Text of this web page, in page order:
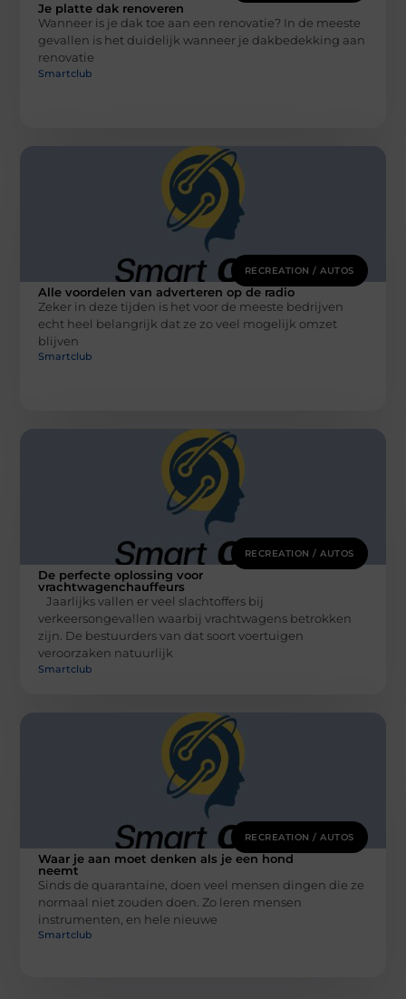
Je platte dak renoveren
Wanneer is je dak toe aan een renovatie? In de meeste
gevallen is het duidelijk wanneer je dakbedekking aan
renovatie
Smartclub
RECREATION / AUTOS
Alle voordelen van adverteren op de radio
Zeker in deze tijden is het voor de meeste bedrijven
echt heel belangrijk dat ze zo veel mogelijk omzet
blijven
Smartclub
RECREATION / AUTOS
De perfecte oplossing voor
vrachtwagenchauffeurs
Jaarlijks vallen er veel slachtoffers bij
verkeersongevallen waarbij vrachtwagens betrokken
zijn. De bestuurders van dat soort voertuigen
veroorzaken natuurlijk
Smartclub
RECREATION / AUTOS
Waar je aan moet denken als je een hond
neemt
Sinds de quarantaine, doen veel mensen dingen die ze
normaal niet zouden doen. Zo leren mensen
instrumenten, en hele nieuwe
Smartclub